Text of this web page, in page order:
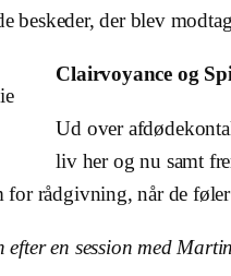
beskeder, der blev
Clairvoyance og
Ud over
liv her og nu samt
rådgivning, når de
en session med